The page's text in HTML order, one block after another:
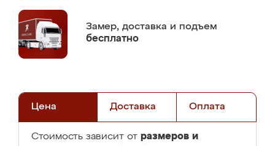
Замер, доставка и подъем
бесплатно
Цена Доставка Оплата
Стоимость зависит от размеров и